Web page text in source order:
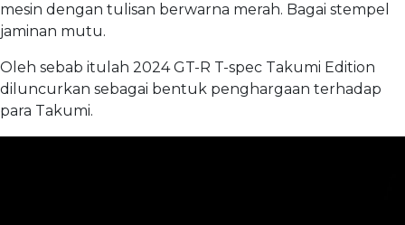
mesin dengan tulisan berwarna merah. Bagai stempel
jaminan mutu.
Oleh sebab itulah 2024 GT-R T-spec Takumi Edition
diluncurkan sebagai bentuk penghargaan terhadap
para Takumi.